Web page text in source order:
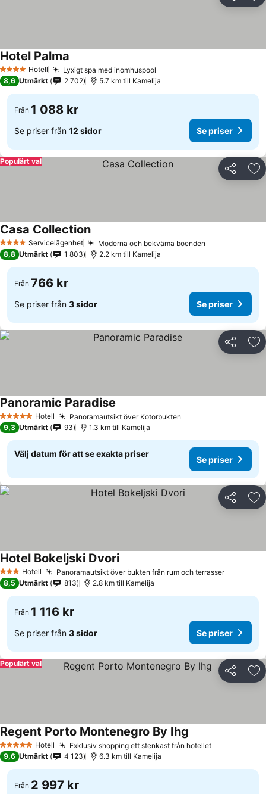
4 StjärnorHotell Lyxigt spa med inomhuspool
Hotel Palma
8,6 Utmärkt 2 702 5.7 km till Kamelija
Från 1 088 kr
Se priser från 12 sidor Se priser
Dela
Populärt val
4 StjärnorServicelägenhet Moderna och bekväma boenden
Casa Collection
8,8 Utmärkt 1 803 2.2 km till Kamelija
Från 766 kr
Se priser från 3 sidor Se priser
Dela
5 Stjärnor Hotell Panoramautsikt över Kotorbukten
Panoramic Paradise
9,3 Utmärkt 93 1.3 km till Kamelija
Välj datum för att se exakta priser
Se priser
Dela
3 StjärnorHotell Panoramautsikt över bukten från rum och terrasser
Hotel Bokeljski Dvori
8,5 Utmärkt 813 2.8 km till Kamelija
Från 1 116 kr
Se priser från 3 sidor Se priser
Dela
Populärt val
5 Stjärnor Hotell Exklusiv shopping ett stenkast från hotellet
Regent Porto Montenegro By Ihg
9,6 Utmärkt 4 123 6.3 km till Kamelija
Från 2 997 kr